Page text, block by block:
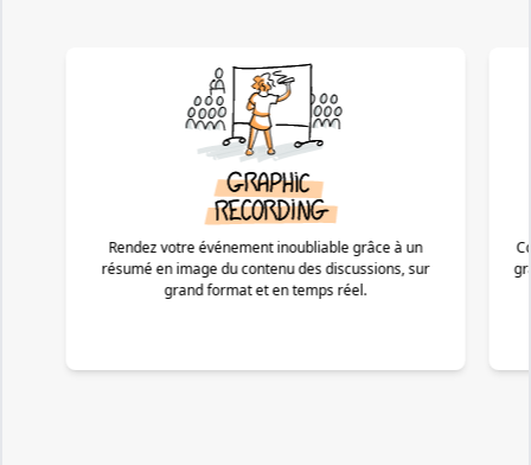
Rendez votre événement inoubliable grâce à un
résumé en image du contenu des discussions, sur
grand format et en temps réel.